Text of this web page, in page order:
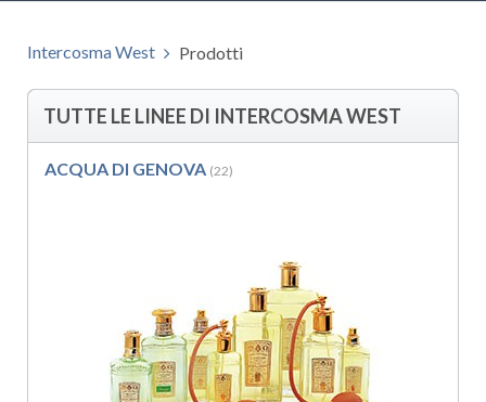
Intercosma West Prodotti
TUTTE LE LINEE DI INTERCOSMA WEST
ACQUA DI GENOVA (22)